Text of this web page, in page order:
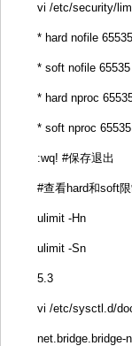
vi /etc/security/
* hard nofile 65535
* soft nofile 65535
* hard nproc
* soft nproc 65535
:wq! #保存退出
#查看hard和soft
ulimit -Hn
ulimit -Sn
5.3
vi /etc/sysctl.d/
net.bridge.bridge-